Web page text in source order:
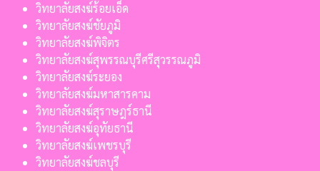
วิทยาลัยสงฆ์ร้อยเอ็ด
วิทยาลัยสงฆ์ชัยภูมิ
วิทยาลัยสงฆ์พิจิตร
วิทยาลัยสงฆ์สุพรรณบุรีศรีสุวรรณภูมิ
วิทยาลัยสงฆ์ระยอง
วิทยาลัยสงฆ์มหาสารคาม
วิทยาลัยสงฆ์สุราษฎร์ธานี
วิทยาลัยสงฆ์อุทัยธานี
วิทยาลัยสงฆ์เพชรบุรี
วิทยาลัยสงฆ์ชลบุรี